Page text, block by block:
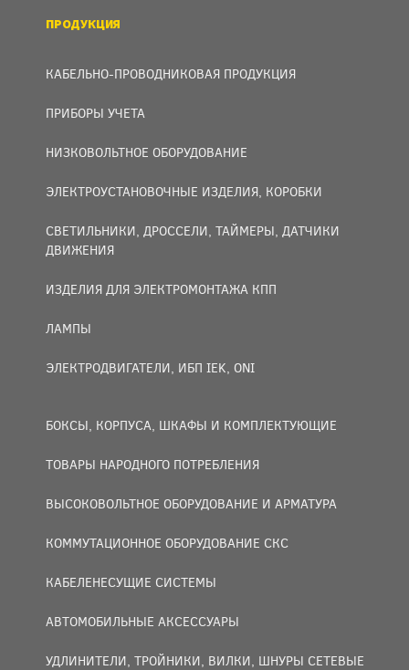
ПРОДУКЦИЯ
КАБЕЛЬНО-ПРОВОДНИКОВАЯ ПРОДУКЦИЯ
ПРИБОРЫ УЧЕТА
НИЗКОВОЛЬТНОЕ ОБОРУДОВАНИЕ
ЭЛЕКТРОУСТАНОВОЧНЫЕ ИЗДЕЛИЯ, КОРОБКИ
СВЕТИЛЬНИКИ, ДРОССЕЛИ, ТАЙМЕРЫ, ДАТЧИКИ
ДВИЖЕНИЯ
ИЗДЕЛИЯ ДЛЯ ЭЛЕКТРОМОНТАЖА КПП
ЛАМПЫ
ЭЛЕКТРОДВИГАТЕЛИ, ИБП IEK, ONI
БОКСЫ, КОРПУСА, ШКАФЫ И КОМПЛЕКТУЮЩИЕ
ТОВАРЫ НАРОДНОГО ПОТРЕБЛЕНИЯ
ВЫСОКОВОЛЬТНОЕ ОБОРУДОВАНИЕ И АРМАТУРА
КОММУТАЦИОННОЕ ОБОРУДОВАНИЕ СКС
КАБЕЛЕНЕСУЩИЕ СИСТЕМЫ
АВТОМОБИЛЬНЫЕ АКСЕССУАРЫ
УДЛИНИТЕЛИ, ТРОЙНИКИ, ВИЛКИ, ШНУРЫ СЕТЕВЫЕ